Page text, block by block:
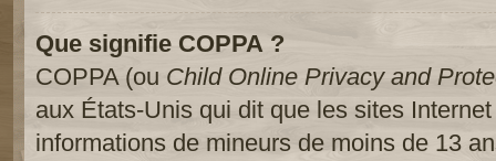
Que signifie COPPA ?
COPPA (ou Child Online Privacy and
aux États-Unis qui dit que les sites
informations de mineurs de moins de 13